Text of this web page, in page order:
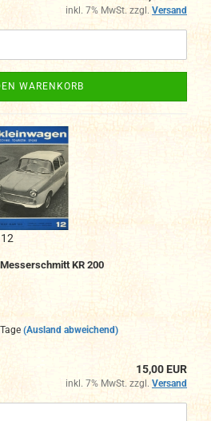
inkl. 7% MwSt. zzgl. Versand
WARENKORB
KR 200
(Ausland abweichend)
15,00 EUR
inkl. 7% MwSt. zzgl. Versand